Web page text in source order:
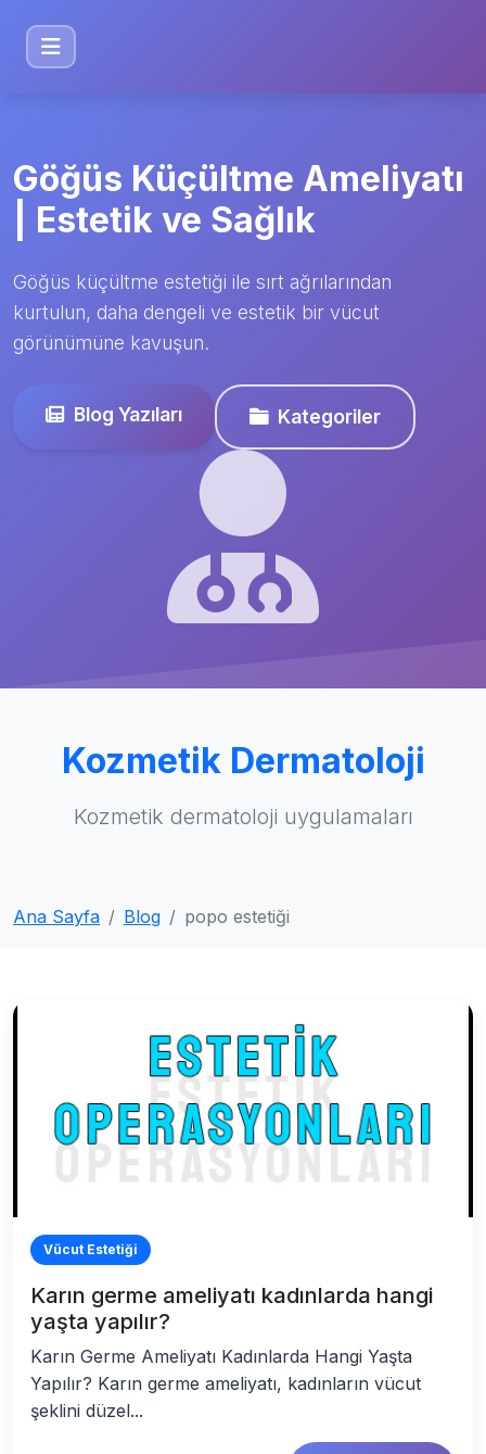
Göğüs Küçültme Ameliyatı
| Estetik ve Sağlık
Göğüs küçültme estetiği ile sırt ağrılarından
kurtulun, daha dengeli ve estetik bir vücut
görünümüne kavuşun.
Blog Yazıları Kategoriler
Kozmetik Dermatoloji
Kozmetik dermatoloji uygulamaları
Ana Sayfa Blog popo estetiği
Vücut Estetiği
Karın germe ameliyatı kadınlarda hangi
yaşta yapılır?
Karın Germe Ameliyatı Kadınlarda Hangi Yaşta
Yapılır? Karın germe ameliyatı, kadınların vücut
şeklini düzel...